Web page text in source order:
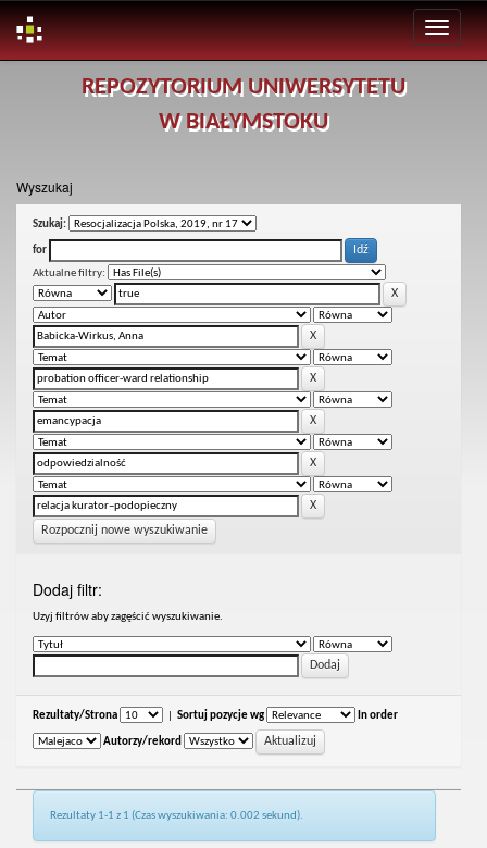
REPOZYTORIUM UNIWERSYTETU
W BIAŁYMSTOKU
Wyszukaj
Szukaj:
for
Aktualne filtry:
Rozpocznij nowe wyszukiwanie
Dodaj filtr:
Uzyj filtrów aby zagęścić wyszukiwanie.
Rezultaty/Strona Sortuj pozycje wg In order
Autorzy/rekord
Rezultaty 1-1 z 1 (Czas wyszukiwania: 0.002 sekund).